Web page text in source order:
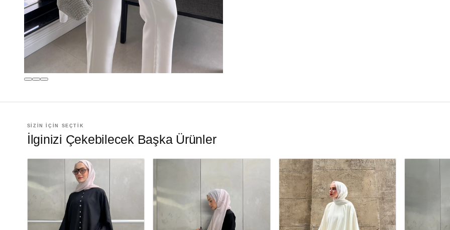
SİZİN İÇİN SEÇTİK
İlginizi Çekebilecek Başka Ürünler